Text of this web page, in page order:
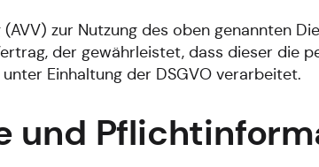
zur Nutzung des oben genannten
der gewährleistet, dass dieser die
Einhaltung der DSGVO verarbeitet.
und